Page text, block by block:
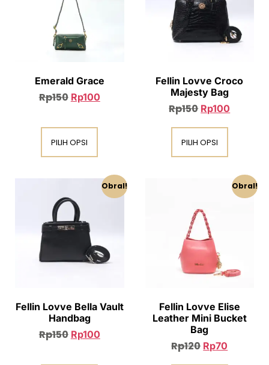
Emerald Grace
Rp150 Rp100
PILIH OPSI
Fellin Lovve Croco
Majesty Bag
Rp150 Rp100
PILIH OPSI
Obral!
Fellin Lovve Bella Vault
Handbag
Rp150 Rp100
Obral!
Fellin Lovve Elise
Leather Mini Bucket
Bag
Rp120 Rp70